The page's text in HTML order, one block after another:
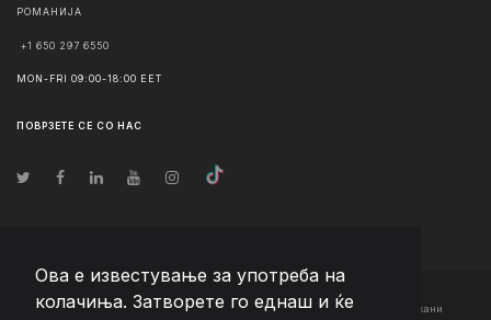
Ова е известување за употреба на
колачиња. Затворете го еднаш и ќе
РОМАНИЈА
+1 650 297 6550
MON-FRI 09:00-18:00 EET
ПОВРЗЕТЕ СЕ СО НАС
© Авторско право2026 Team Extension Macedonia - Сите права задржани